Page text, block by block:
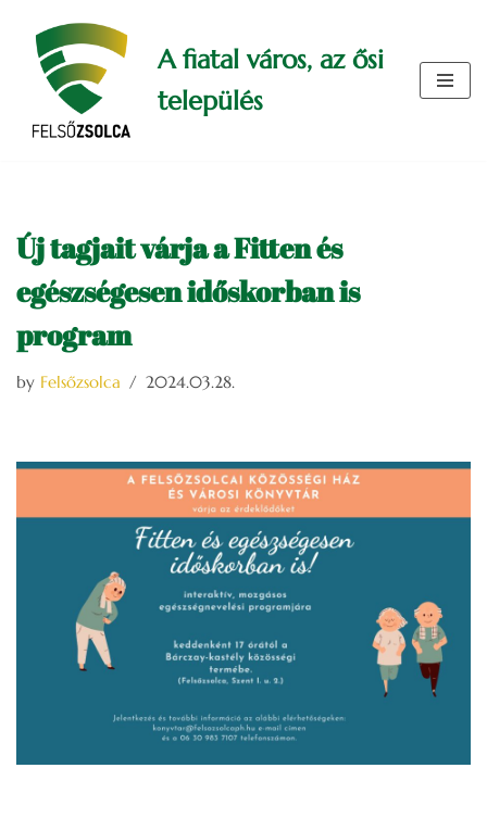
Skip
content
A fiatal város, az ősi
település
Új tagjait várja a Fitten és
egészségesen időskorban is
program
by Felsőzsolca 2024.03.28.